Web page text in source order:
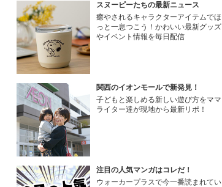
スヌーピーたちの最新ニュース
癒やされるキャラクターアイテムでほ
っと一息つこう！かわいい最新グッズ
やイベント情報を毎日配信
関西のイオンモールで新発見！
子どもと楽しめる新しい遊び方をママ
ライター達が現地から最新リポ！
注目の人気マンガはコレだ！
ウォーカープラスで今一番読まれてい